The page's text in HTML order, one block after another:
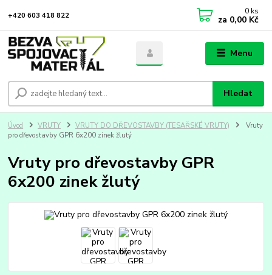
Menu
Hledat
+420 603 418 822 0 ks
za 0,00 Kč
Úvod VRUTY VRUTY DO DŘEVOSTAVBY (TESAŘSKÉ VRUTY)
Vruty
pro dřevostavby GPR 6x200 zinek žlutý
Vruty pro dřevostavby GPR
6x200 zinek žlutý